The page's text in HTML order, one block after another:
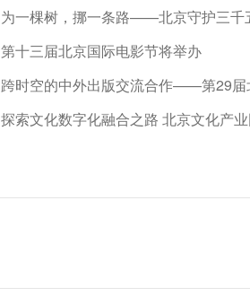
为一棵树，挪一条路——北京守护三千
第十三届北京国际电影节将举办
跨时空的中外出版交流合作——第29届
探索文化数字化融合之路 北京文化产